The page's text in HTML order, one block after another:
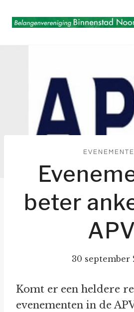
naar
beter
APV
30 september
Komt er een heldere
evenementen in de